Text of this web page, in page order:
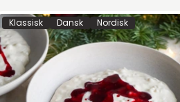
Klassisk Dansk Nordisk